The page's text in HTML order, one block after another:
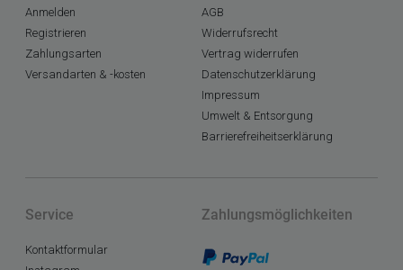
Anmelden
Registrieren
Zahlungsarten
Versandarten & -kosten
AGB
Widerrufsrecht
Vertrag widerrufen
Datenschutzerklärung
Impressum
Umwelt & Entsorgung
Barrierefreiheitserklärung
Service
Kontaktformular
Zahlungsmöglichkeiten